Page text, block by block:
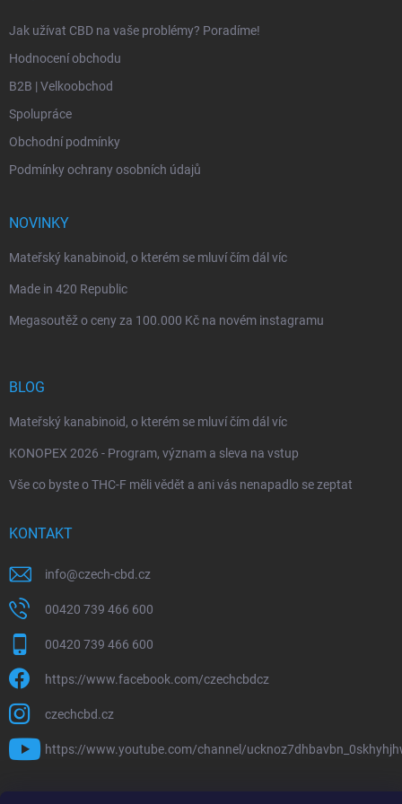
Jak užívat CBD na vaše problémy? Poradíme!
Hodnocení obchodu
B2B | Velkoobchod
Spolupráce
Obchodní podmínky
Podmínky ochrany osobních údajů
NOVINKY
Mateřský kanabinoid, o kterém se mluví čím dál víc
Made in 420 Republic
Megasoutěž o ceny za 100.000 Kč na novém instagramu
BLOG
Mateřský kanabinoid, o kterém se mluví čím dál víc
KONOPEX 2026 - Program, význam a sleva na vstup
Vše co byste o THC-F měli vědět a ani vás nenapadlo se zeptat
KONTAKT
info@czech-cbd.cz
00420 739 466 600
00420 739 466 600
https://www.facebook.com/czechcbdcz
czechcbd.cz
https://www.youtube.com/channel/